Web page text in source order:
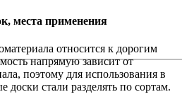
места применения
относится к дорогим
напрямую зависит от
поэтому для использования в
доски стали разделять по сортам.